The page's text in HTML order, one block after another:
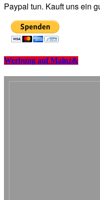
Paypal tun. Kauft uns ein
Werbung auf Mainz&